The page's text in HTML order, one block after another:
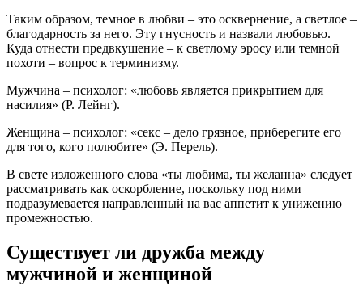
Таким образом, темное в любви – это осквернение, а светлое –
благодарность за него. Эту гнусность и назвали любовью.
Куда отнести предвкушение – к светлому эросу или темной
похоти – вопрос к терминизму.
Мужчина – психолог: «любовь является прикрытием для
насилия» (Р. Лейнг).
Женщина – психолог: «секс – дело грязное, приберегите его
для того, кого полюбите» (Э. Перель).
В свете изложенного слова «ты любима, ты желанна» следует
рассматривать как оскорбление, поскольку под ними
подразумевается направленный на вас аппетит к унижению
промежностью.
Существует ли дружба между
мужчиной и женщиной